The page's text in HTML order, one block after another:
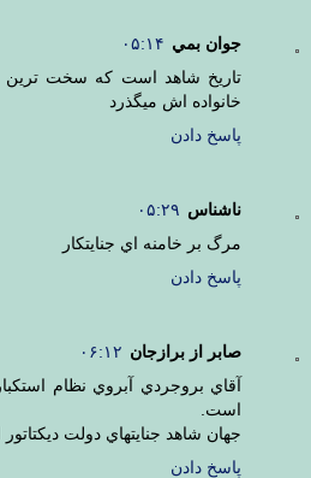
جوان بمي ۰۵:۱۴
تاريخ شاهد است كه سخت ترين
خانواده اش ميگذرد
پاسخ دادن
ناشناس ۰۵:۲۹
مرگ بر خامنه اي جنايتكار
پاسخ دادن
صابر از برازجان ۰۶:۱۲
آقاي بروجردي آبروي نظام
است.
جهان شاهد جنايتهاي دولت
پاسخ دادن